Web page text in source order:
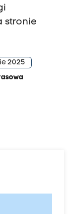
stronie
2025